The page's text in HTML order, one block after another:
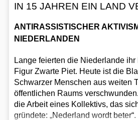
IN 15 JAHREN EIN LAND
ANTIRASSISTISCHER
NIEDERLANDEN
Lange feierten die Niederlande
Figur Zwarte Piet. Heute ist die
Schwarzer Menschen aus weiten
öffentlichen Raums
die Arbeit eines Kollektivs, das
gründete: „Nederland wordt